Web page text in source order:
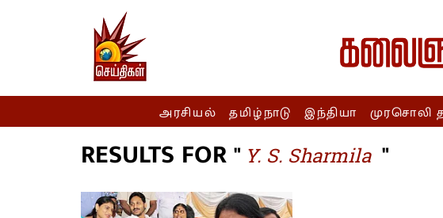
அரசியல் தமிழ்நாடு இந்தியா
RESULTS FOR " Y. S. Sharmila "